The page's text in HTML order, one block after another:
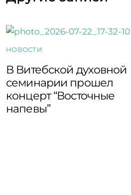
НОВОСТИ
В Витебской духовной
семинарии прошел
концерт “Восточные
напевы”